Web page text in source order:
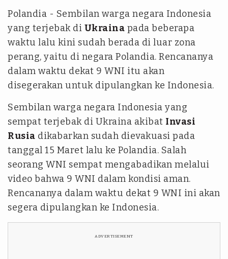
Polandia - Sembilan warga negara Indonesia
yang terjebak di Ukraina pada beberapa
waktu lalu kini sudah berada di luar zona
perang, yaitu di negara Polandia. Rencananya
dalam waktu dekat 9 WNI itu akan
disegerakan untuk dipulangkan ke Indonesia.
Sembilan warga negara Indonesia yang
sempat terjebak di Ukraina akibat Invasi
Rusia dikabarkan sudah dievakuasi pada
tanggal 15 Maret lalu ke Polandia. Salah
seorang WNI sempat mengabadikan melalui
video bahwa 9 WNI dalam kondisi aman.
Rencananya dalam waktu dekat 9 WNI ini akan
segera dipulangkan ke Indonesia.
ADVERTISEMENT